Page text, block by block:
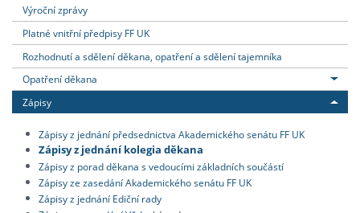
Výroční zprávy
Platné vnitřní předpisy FF UK
Rozhodnutí a sdělení děkana, opatření a sdělení tajemníka
Opatření děkana
Zápisy
Zápisy z jednání předsednictva Akademického senátu FF UK
Zápisy z jednání kolegia děkana
Zápisy z porad děkana s vedoucími základních součástí
Zápisy ze zasedání Akademického senátu FF UK
Zápisy z jednání Ediční rady